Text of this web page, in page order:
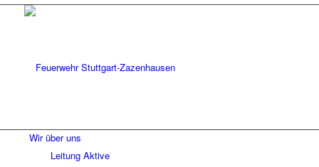
Wir über uns
Leitung Aktive